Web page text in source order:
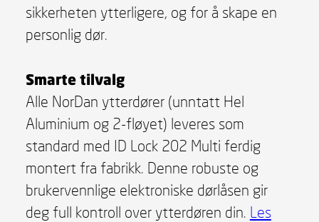
sikkerheten ytterligere, og for å skape en
personlig dør.
Smarte tilvalg
Alle NorDan ytterdører (unntatt Hel
Aluminium og 2-fløyet) leveres som
standard med ID Lock 202 Multi ferdig
montert fra fabrikk. Denne robuste og
brukervennlige elektroniske dørlåsen gir
deg full kontroll over ytterdøren din. Les